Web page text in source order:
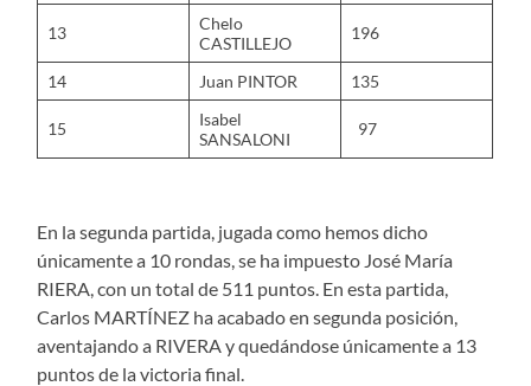
13
Chelo
CASTILLEJO
196
14 Juan PINTOR 135
15
Isabel
SANSALONI
97
En la segunda partida, jugada como hemos dicho
únicamente a 10 rondas, se ha impuesto José María
RIERA, con un total de 511 puntos. En esta partida,
Carlos MARTÍNEZ ha acabado en segunda posición,
aventajando a RIVERA y quedándose únicamente a 13
puntos de la victoria final.